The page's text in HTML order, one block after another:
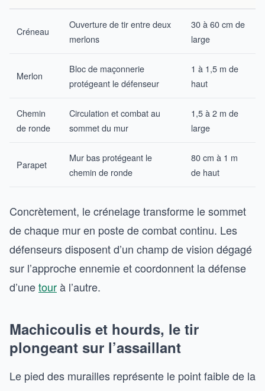
Créneau
Ouverture de tir entre deux
merlons
30 à 60 cm de
large
Merlon
Bloc de maçonnerie
protégeant le défenseur
1 à 1,5 m de
haut
Chemin
de ronde
Circulation et combat au
sommet du mur
1,5 à 2 m de
large
Parapet
Mur bas protégeant le
chemin de ronde
80 cm à 1 m
de haut
Concrètement, le crénelage transforme le sommet
de chaque mur en poste de combat continu. Les
défenseurs disposent d’un champ de vision dégagé
sur l’approche ennemie et coordonnent la défense
d’unetourà l’autre.
Machicoulis et hourds, le tir
plongeant sur l’assaillant
Le pied des murailles représente le point faible de la